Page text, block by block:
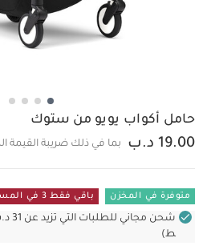
حامل أكواب يويو من ستوك
19.00 د.ب بما في ذلك ضريبة القيمة
متوفرة في المخزن باقي فقط 3 في المستودع
شحن
ط)